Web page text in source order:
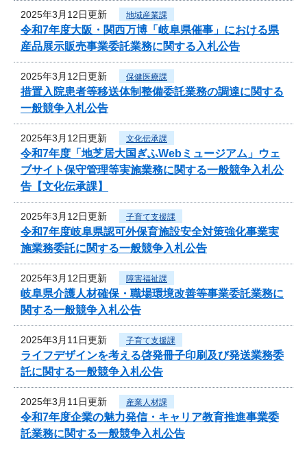
2025年3月12日更新 地域産業課
令和7年度大阪・関西万博「岐阜県催事」における県
産品展示販売事業委託業務に関する入札公告
2025年3月12日更新 保健医療課
措置入院患者等移送体制整備委託業務の調達に関する
一般競争入札公告
2025年3月12日更新 文化伝承課
令和7年度「地芝居大国ぎふWebミュージアム」ウェ
ブサイト保守管理等実施業務に関する一般競争入札公
告【文化伝承課】
2025年3月12日更新 子育て支援課
令和7年度岐阜県認可外保育施設安全対策強化事業実
施業務委託に関する一般競争入札公告
2025年3月12日更新 障害福祉課
岐阜県介護人材確保・職場環境改善等事業委託業務に
関する一般競争入札公告
2025年3月11日更新 子育て支援課
ライフデザインを考える啓発冊子印刷及び発送業務委
託に関する一般競争入札公告
2025年3月11日更新 産業人材課
令和7年度企業の魅力発信・キャリア教育推進事業委
託業務に関する一般競争入札公告